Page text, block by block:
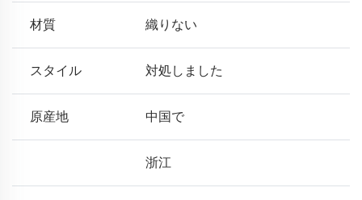
材質 織りない
スタイル 対処しました
原産地 中国で
浙江